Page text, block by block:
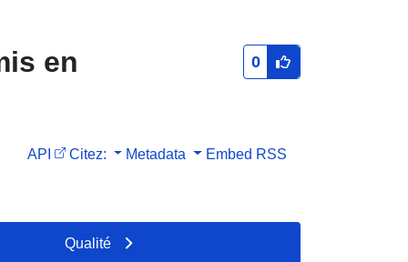
en
0
API Citez: Metadata Embed RSS
Qualité